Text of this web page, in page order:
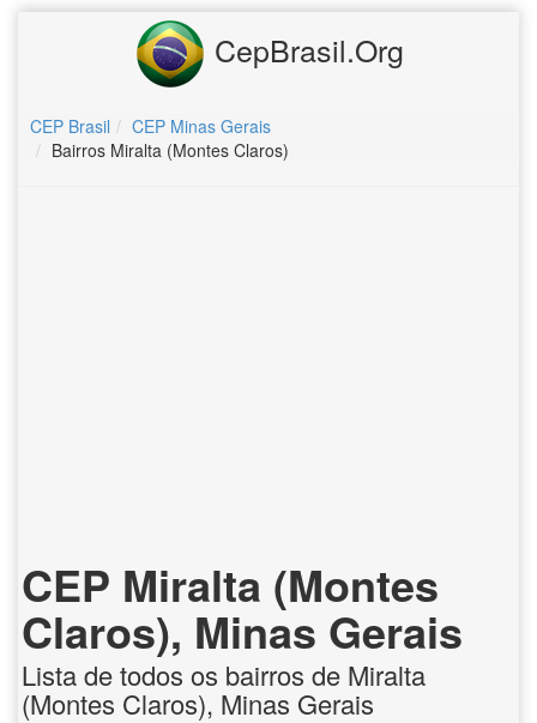
CepBrasil.Org
CEP Brasil
CEP Minas Gerais
Bairros Miralta (Montes Claros)
CEP Miralta (Montes
Claros), Minas Gerais
Lista de todos os bairros de Miralta
(Montes Claros), Minas Gerais